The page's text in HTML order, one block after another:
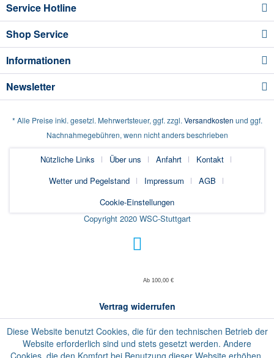
Service Hotline
Shop Service
Informationen
Newsletter
* Alle Preise inkl. gesetzl. Mehrwertsteuer, ggf. zzgl.Versandkosten und ggf.
Nachnahmegebühren, wenn nicht anders beschrieben
Nützliche Links Über uns Anfahrt
Kontakt
Wetter und Pegelstand
Impressum
AGB
Cookie-Einstellungen
Copyright 2020 WSC-Stuttgart
Ab 100,00 €
Vertrag widerrufen
Diese Website benutzt Cookies, die für den technischen Betrieb der
Website erforderlich sind und stets gesetzt werden. Andere
Cookies, die den Komfort bei Benutzung dieser Website erhöhen,